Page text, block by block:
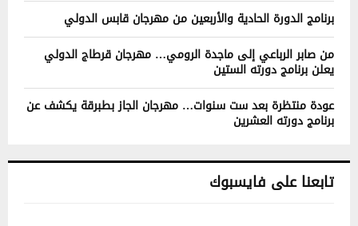
برنامج الدورة الحادية والأربعين من مهرجان قابس الدولي
من صابر الرباعي إلى ماجدة الرومي… مهرجان قرطاج الدولي
يعلن برنامج دورته الستين
عودة منتظرة بعد ست سنوات… مهرجان الجاز بطبرقة يكشف عن
برنامج دورته العشرين
تابعنا على فايسبوك